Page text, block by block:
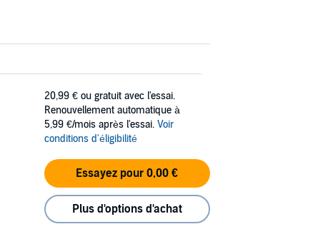
20,99 € ou gratuit avec l'essai.
Renouvellement automatique à
5,99 €/mois après l'essai. Voir
conditions d'éligibilité
Essayez pour 0,00 €
Plus d'options d'achat